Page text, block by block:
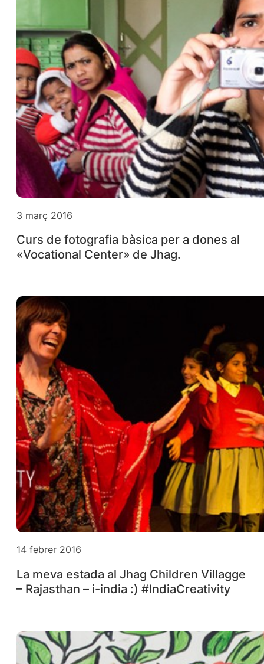
3 març 2016
Curs de fotografia bàsica per a dones al
«Vocational Center» de Jhag.
14 febrer 2016
La meva estada al Jhag Children Villagge
– Rajasthan – i-india :) #IndiaCreativity